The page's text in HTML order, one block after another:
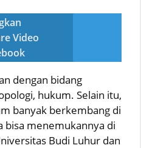
Video
dengan bidang
hukum. Selain itu,
banyak berkembang di
bisa menemukannya di
Budi Luhur dan